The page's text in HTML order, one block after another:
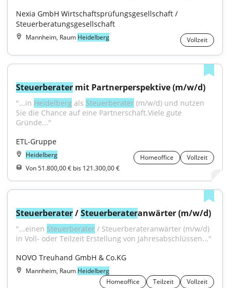
Nexia GmbH Wirtschaftsprüfungsgesellschaft /
Steuerberatungsgesellschaft
Mannheim, Raum Heidelberg Vollzeit
Steuerberater mit Partnerperspektive (m/w/d)
"...in Heidelberg als Steuerberater (m/w/d) und nutzen
Sie die Chance auf eine Partnerschaft.Viele gute
Gründe..."
ETL-Gruppe
Heidelberg Homeoffice
Vollzeit
Von 51.800,00 € bis 121.300,00 €
Steuerberater / Steuerberateranwärter (m/w/d)
"...einen Steuerberater / Steuerberateranwärter (m/w/d)
in Voll- oder Teilzeit Erstellung von Jahresabschlüssen..."
NOVO Treuhand GmbH & Co.KG
Mannheim, Raum Heidelberg
Homeoffice
Teilzeit Vollzeit